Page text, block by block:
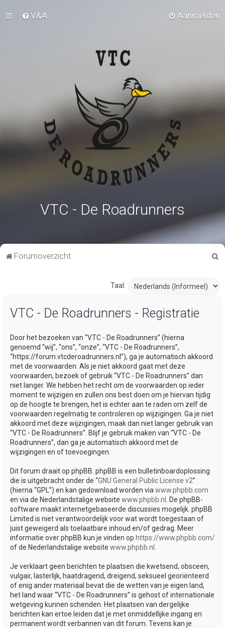
V&A Aanmelden
VTC - De Roadrunners
Forumoverzicht
Taal:
VTC - De Roadrunners - Registratie
Door het bezoeken van “VTC - De Roadrunners” (hierna
genoemd “wij”, “ons”, “onze”, “VTC - De Roadrunners”,
“https://forum.vtcderoadrunners.nl”), ga je automatisch akkoord
met de voorwaarden. Als je niet akkoord gaat met deze
voorwaarden, bezoek of gebruik “VTC - De Roadrunners” dan
niet langer. We hebben het recht om de voorwaarden op ieder
moment te wijzigen en zullen ons best doen om je hiervan tijdig
op de hoogte te brengen, het is echter aan te raden om zelf de
voorwaarden regelmatig te controleren op wijzigingen. Ga je niet
akkoord met deze wijzigingen, maak dan niet langer gebruik van
“VTC - De Roadrunners”. Blijf je gebruik maken van “VTC - De
Roadrunners”, dan ga je automatisch akkoord met de
wijzigingen en of toevoegingen.
Dit forum draait op phpBB. phpBB is een bulletinboardoplossing
die is uitgebracht onder de “GNU General Public License v2”
(hierna “GPL”) en kan gedownload worden via www.phpbb.com
en via de Nederlandstalige website www.phpbb.nl . De phpBB-
software maakt internetgebaseerde discussies mogelijk. phpBB
Limited is niet verantwoordelijk voor wat wordt toegestaan of
juist geweigerd als toelaatbare inhoud en/of gedrag. Meer
informatie over phpBB kun je vinden op https://www.phpbb.com/
of de Nederlandstalige website www.phpbb.nl
Je verklaart geen berichten te plaatsen die kwetsend, obsceen,
vulgair, lasterlijk, haatdragend, dreigend, seksueel georiënteerd
of enig ander materiaal bevat die de wetten van je eigen land,
het land waar “VTC - De Roadrunners” is gehost of internationale
wetgeving kunnen schenden. Het plaatsen van dergelijke
berichten kan ertoe leiden dat je met onmiddellijke ingang en
permanent wordt verbannen van dit forum. Tevens kan je